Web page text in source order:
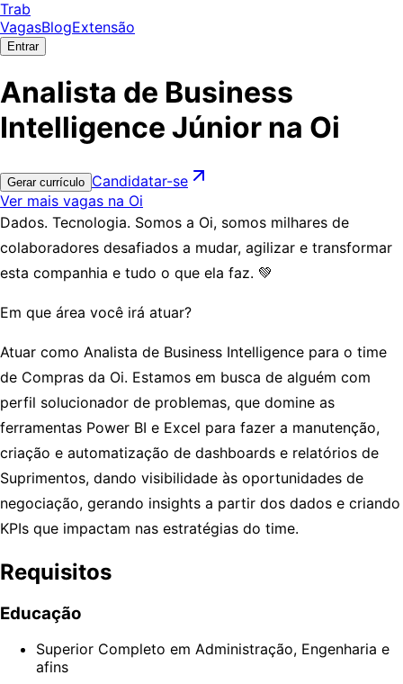
Trab
VagasBlogExtensão
Entrar
Analista de Business
Intelligence Júnior na Oi
Gerar currículo Candidatar-se
Ver mais vagas na Oi
Dados. Tecnologia. Somos a Oi, somos milhares de
colaboradores desafiados a mudar, agilizar e transformar
esta companhia e tudo o que ela faz. 💚
Em que área você irá atuar?
Atuar como Analista de Business Intelligence para o time
de Compras da Oi. Estamos em busca de alguém com
perfil solucionador de problemas, que domine as
ferramentas Power BI e Excel para fazer a manutenção,
criação e automatização de dashboards e relatórios de
Suprimentos, dando visibilidade às oportunidades de
negociação, gerando insights a partir dos dados e criando
KPIs que impactam nas estratégias do time.
Requisitos
Educação
Superior Completo em Administração, Engenharia e
afins